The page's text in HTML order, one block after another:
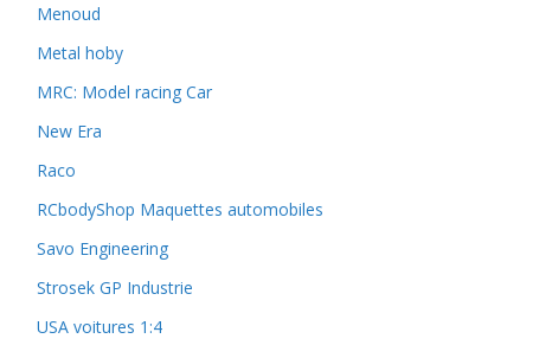
Menoud
Metal hoby
MRC: Model racing Car
New Era
Raco
RCbodyShop Maquettes automobiles
Savo Engineering
Strosek GP Industrie
USA voitures 1:4